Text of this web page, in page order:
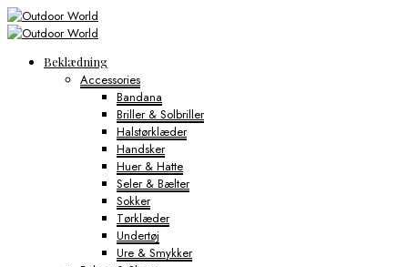
Beklædning
Accessories
Bandana
Briller & Solbriller
Halstørklæder
Handsker
Huer & Hatte
Seler & Bælter
Sokker
Tørklæder
Undertøj
Ure & Smykker